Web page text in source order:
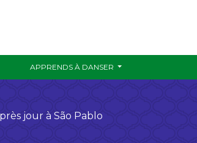
APPRENDS À DANSER
jour à São Pablo